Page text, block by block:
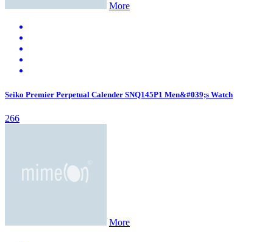
More
Seiko Premier Perpetual Calender SNQ145P1 Men&#039;s Watch
266
More